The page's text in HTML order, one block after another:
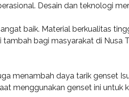
Desain dan teknologi
baik. Material berkualitas
tambah bagi masyarakat di
menambah daya tarik genset
menggunakan genset ini untuk